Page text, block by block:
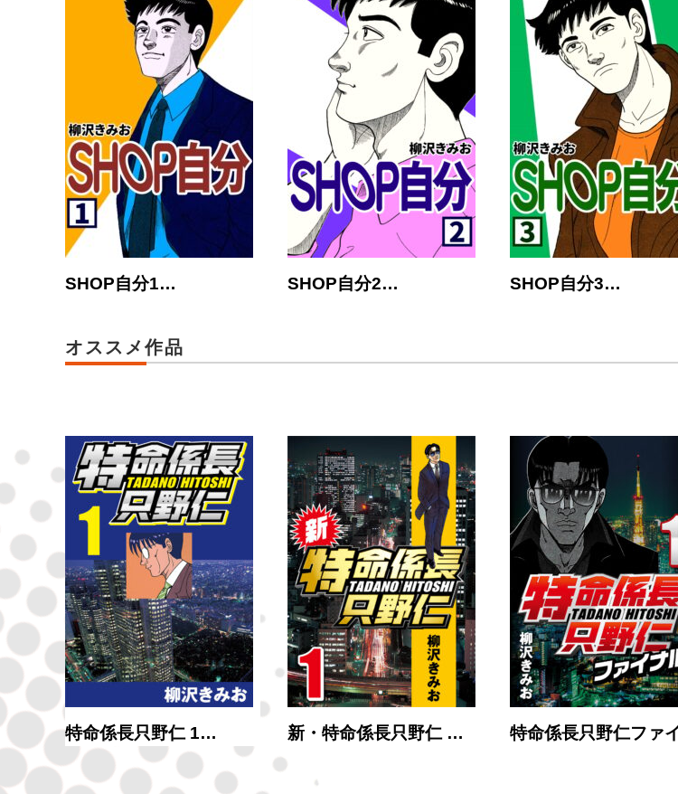
SHOP自分1… SHOP自分2… SHOP自分3…
オススメ作品
特命係長只野仁 1… 新・特命係長只野仁 … 特命係長只野仁ファ